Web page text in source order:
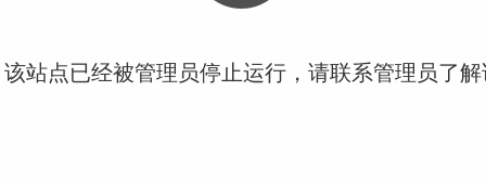
站点已经被管理员停止运行，请联系管理员了